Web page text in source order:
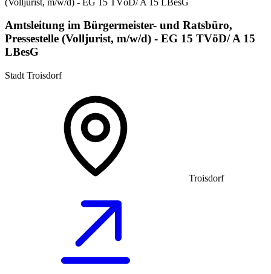
Amtsleitung im Bürgermeister- und Ratsbüro,
Pressestelle (Volljurist, m/w/d) - EG 15 TVöD/ A 15
LBesG
Stadt Troisdorf
Troisdorf